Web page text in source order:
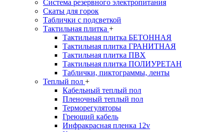
Система резервного электропитания
Скаты для горок
Таблички с подсветкой
Тактильная плитка +
Тактильная плитка БЕТОННАЯ
Тактильная плитка ГРАНИТНАЯ
Тактильная плитка ПВХ
Тактильная плитка ПОЛИУРЕТАН
Таблички, пиктограммы, ленты
Теплый пол +
Кабельный теплый пол
Пленочный теплый пол
Терморегуляторы
Греющий кабель
Инфракрасная пленка 12v